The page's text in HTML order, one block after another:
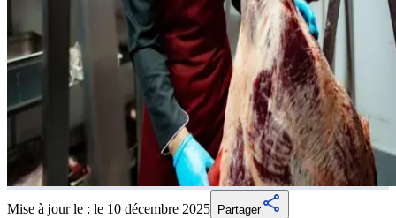
Mise à jour le : le 10 décembre 2025 Partager